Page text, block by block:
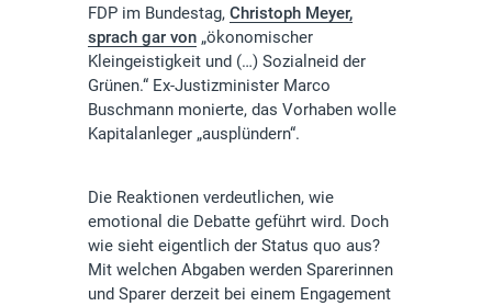
FDP im Bundestag, Christoph Meyer,
sprach gar von „ökonomischer
Kleingeistigkeit und (…) Sozialneid der
Grünen.“ Ex-Justizminister Marco
Buschmann monierte, das Vorhaben wolle
Kapitalanleger „ausplündern“.
Die Reaktionen verdeutlichen, wie
emotional die Debatte geführt wird. Doch
wie sieht eigentlich der Status quo aus?
Mit welchen Abgaben werden Sparerinnen
und Sparer derzeit bei einem Engagement